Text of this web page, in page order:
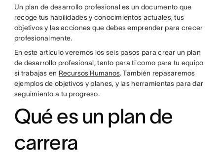
Un plan de desarrollo profesional es un documento que
recoge tus habilidades y conocimientos actuales, tus
objetivos y las acciones que debes emprender para crecer
profesionalmente.
En este artículo veremos los seis pasos para crear un plan
de desarrollo profesional, tanto para ti como para tu equipo
si trabajas en Recursos Humanos. También repasaremos
ejemplos de objetivos y planes, y las herramientas para dar
seguimiento a tu progreso.
Qué es un plan de
carrera